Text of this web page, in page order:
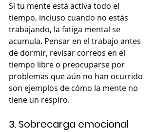
Si tu mente está activa todo el
tiempo, incluso cuando no estás
trabajando, la fatiga mental se
acumula. Pensar en el trabajo antes
de dormir, revisar correos en el
tiempo libre o preocuparse por
problemas que aún no han ocurrido
son ejemplos de cómo la mente no
tiene un respiro.
3. Sobrecarga emocional